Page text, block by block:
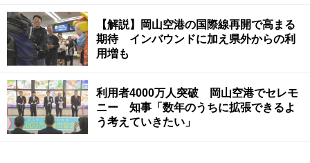
【解説】岡山空港の国際線再開で高まる
期待 インバウンドに加え県外からの利
用増も
利用者4000万人突破 岡山空港でセレモ
ニー 知事「数年のうちに拡張できるよ
う考えていきたい」